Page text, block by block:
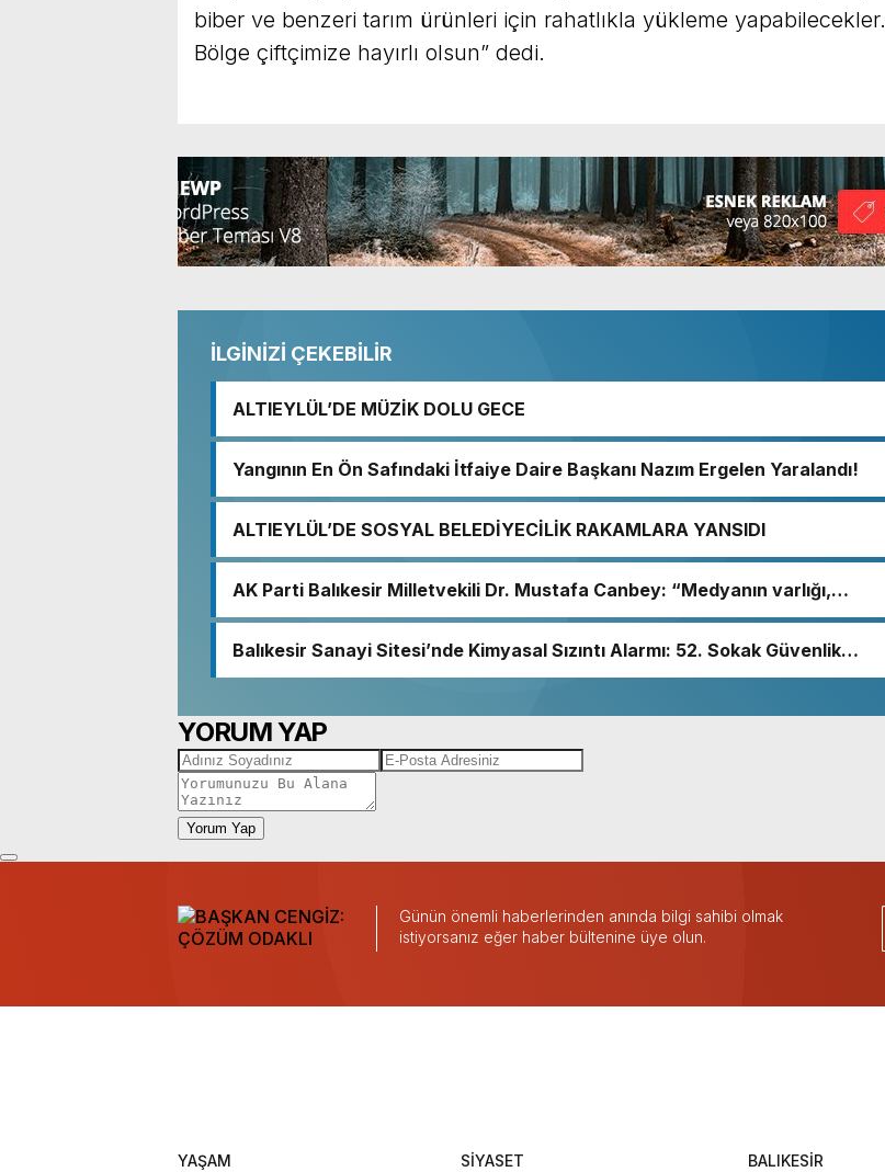
biber ve benzeri tarım ürünleri için rahatlıkla yükleme yapabilecekler.
Bölge çiftçimize hayırlı olsun” dedi.
İLGİNİZİ ÇEKEBİLİR
ALTIEYLÜL’DE MÜZİK DOLU GECE
Yangının En Ön Safındaki İtfaiye Daire Başkanı Nazım Ergelen Yaralandı!
ALTIEYLÜL’DE SOSYAL BELEDİYECİLİK RAKAMLARA YANSIDI
AK Parti Balıkesir Milletvekili Dr. Mustafa Canbey: “Medyanın varlığı,
demokratik ve şeffaf toplumun olmazsa olmaz koşuludur”
Balıkesir Sanayi Sitesi’nde Kimyasal Sızıntı Alarmı: 52. Sokak Güvenlik
Nedeniyle Boşaltıldı
YORUM YAP
Yorum Yap
Günün önemli haberlerinden anında bilgi sahibi olmak
istiyorsanız eğer haber bültenine üye olun.
YAŞAM SİYASET BALIKESİR